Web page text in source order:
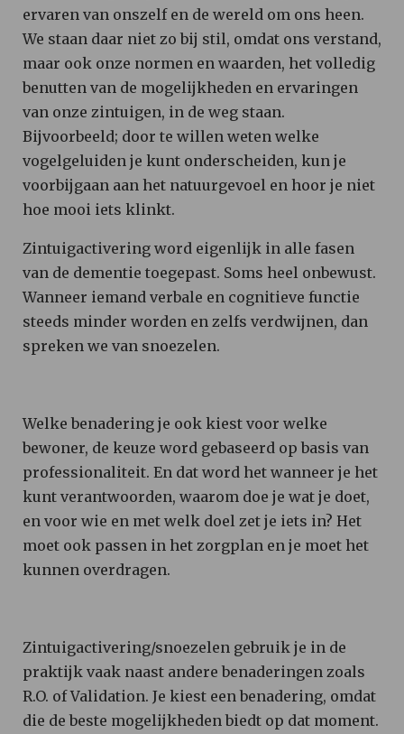
ervaren van onszelf en de wereld om ons heen.
We staan daar niet zo bij stil, omdat ons verstand,
maar ook onze normen en waarden, het volledig
benutten van de mogelijkheden en ervaringen
van onze zintuigen, in de weg staan.
Bijvoorbeeld; door te willen weten welke
vogelgeluiden je kunt onderscheiden, kun je
voorbijgaan aan het natuurgevoel en hoor je niet
hoe mooi iets klinkt.
Zintuigactivering word eigenlijk in alle fasen
van de dementie toegepast. Soms heel onbewust.
Wanneer iemand verbale en cognitieve functie
steeds minder worden en zelfs verdwijnen, dan
spreken we van snoezelen.
Welke benadering je ook kiest voor welke
bewoner, de keuze word gebaseerd op basis van
professionaliteit. En dat word het wanneer je het
kunt verantwoorden, waarom doe je wat je doet,
en voor wie en met welk doel zet je iets in? Het
moet ook passen in het zorgplan en je moet het
kunnen overdragen.
Zintuigactivering/snoezelen gebruik je in de
praktijk vaak naast andere benaderingen zoals
R.O. of Validation. Je kiest een benadering, omdat
die de beste mogelijkheden biedt op dat moment.